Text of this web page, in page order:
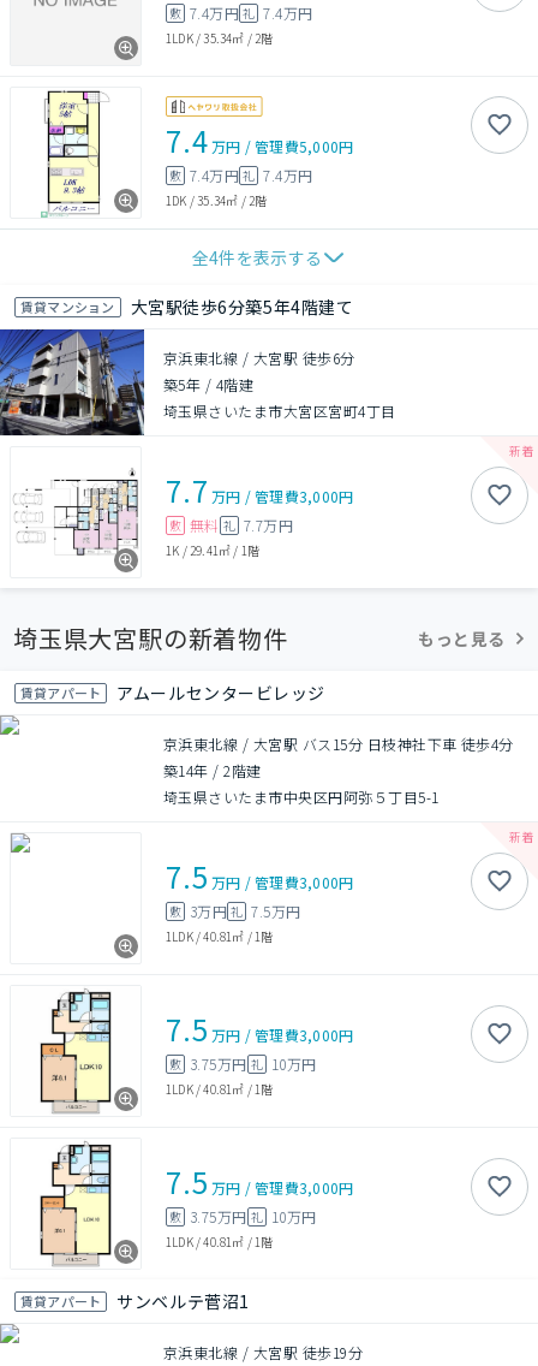
敷 7.4万円礼 7.4万円
1LDK/35.34㎡ / 2階
7.4万円 /管理費5,000円
敷 7.4万円礼 7.4万円
1DK /35.34㎡ /2階
全4件を表示する
賃貸マンション 大宮駅徒歩6分築5年4階建て
京浜東北線 / 大宮駅 徒歩6分
築5年 / 4階建
埼玉県さいたま市大宮区宮町4丁目
7.7 万円 /管理費3,000円
敷 無料 礼 7.7万円
1K / 29.41㎡ / 1階
埼玉県大宮駅の新着物件 もっと見る
賃貸アパート アムールセンタービレッジ
京浜東北線 / 大宮駅 バス15分 日枝神社下車 徒歩4分
築14年 /2階建
埼玉県さいたま市中央区円阿弥５丁目5-1
7.5 万円 /管理費3,000円
敷 3万円礼 7.5万円
1LDK/40.81㎡ / 1階
7.5 万円 /管理費3,000円
敷 3.75万円 礼 10万円
1LDK/40.81㎡ / 1階
7.5 万円 /管理費3,000円
敷 3.75万円 礼 10万円
1LDK/40.81㎡ / 1階
賃貸アパート サンベルテ菅沼1
京浜東北線 / 大宮駅 徒歩19分